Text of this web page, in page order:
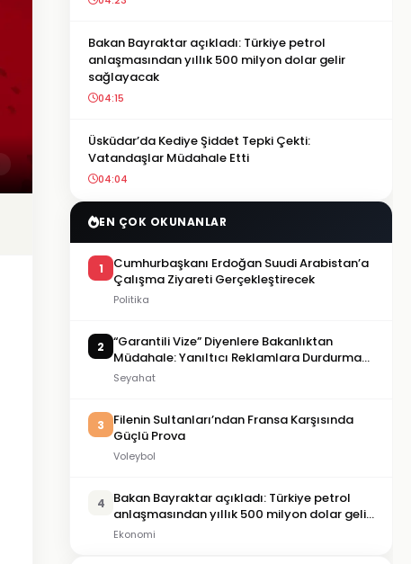
Bakan Bayraktar açıkladı: Türkiye petrol
anlaşmasından yıllık 500 milyon dolar gelir
sağlayacak
04:15
Üsküdar’da Kediye Şiddet Tepki Çekti:
Vatandaşlar Müdahale Etti
04:04
EN ÇOK OKUNANLAR
1
Cumhurbaşkanı Erdoğan Suudi Arabistan’a
Çalışma Ziyareti Gerçekleştirecek
Politika
2
“Garantili Vize” Diyenlere Bakanlıktan
Müdahale: Yanıltıcı Reklamlara Durdurma
Kararı
Seyahat
3
Filenin Sultanları’ndan Fransa Karşısında
Güçlü Prova
Voleybol
4
Bakan Bayraktar açıkladı: Türkiye petrol
anlaşmasından yıllık 500 milyon dolar gelir
sağlayacak
Ekonomi